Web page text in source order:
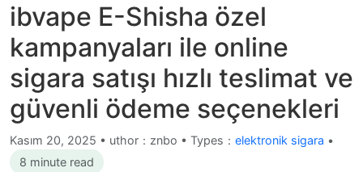
ibvape E-Shisha özel
kampanyaları ile online
sigara satışı hızlı teslimat ve
güvenli ödeme seçenekleri
Kasım 20, 2025 • uthor：znbo • Types： elektronik sigara •
8 minute read